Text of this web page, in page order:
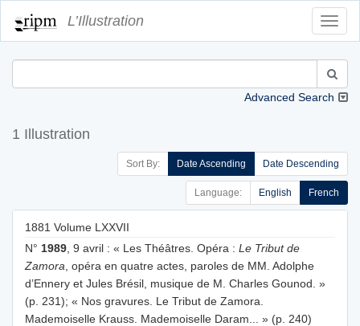
L’Illustration
Advanced Search
1 Illustration
Sort By: Date Ascending Date Descending
Language: English French
1881 Volume LXXVII
N° 1989 , 9 avril : « Les Théâtres. Opéra : Le Tribut de
Zamora , opéra en quatre actes, paroles de MM. Adolphe
d’Ennery et Jules Brésil, musique de M. Charles Gounod. »
(p. 231); « Nos gravures. Le Tribut de Zamora.
Mademoiselle Krauss. Mademoiselle Daram... » (p. 240)